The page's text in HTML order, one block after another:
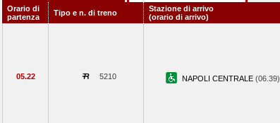
Orario di
partenza
Tipo e n. di treno
Stazione di arrivo
(orario di arrivo)
05.22 5210 NAPOLI CENTRALE (06.39)